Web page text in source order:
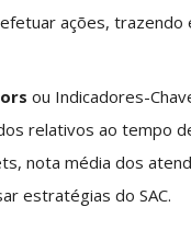
ações, trazendo
ou Indicadores-
relativos ao tempo
nota média dos
estratégias do SAC.